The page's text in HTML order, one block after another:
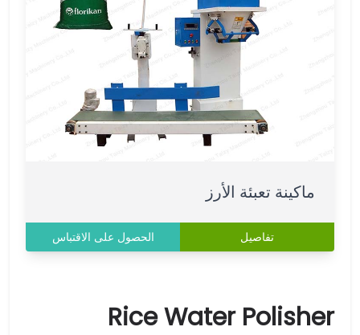
ماكينة تعبئة الأرز
تفاصيل الحصول على الاقتباس
Rice Water Polisher